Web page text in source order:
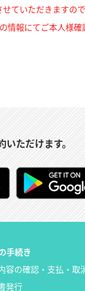
ていただきますの
報にてご本人様確
ただけます。
手続き
容の確認・支払・取
発行